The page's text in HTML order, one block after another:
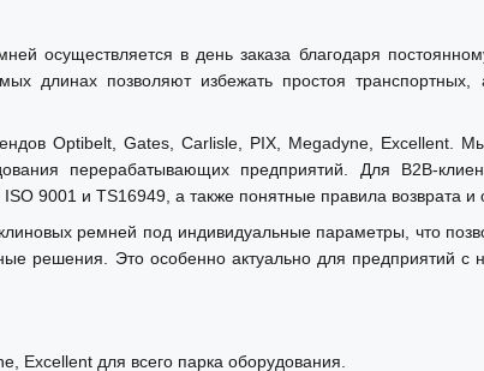
осуществляется в день заказа благодаря
длинах позволяют избежать простоя
Optibelt, Gates, Carlisle, PIX, Megadyne, Excellent.
перерабатывающих предприятий. Для B2B-
9001 и TS16949, а также понятные правила возврата и
ремней под индивидуальные параметры, что
решения. Это особенно актуально для предприятий с
Excellent для всего парка оборудования.